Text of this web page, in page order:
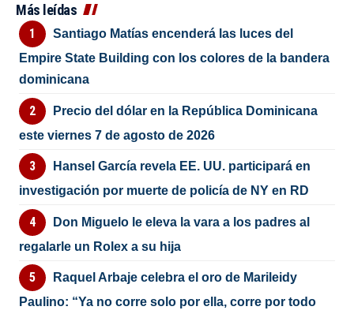
Más leídas
Santiago Matías encenderá las luces del
Empire State Building con los colores de la bandera
dominicana
Precio del dólar en la República Dominicana
este viernes 7 de agosto de 2026
Hansel García revela EE. UU. participará en
investigación por muerte de policía de NY en RD
Don Miguelo le eleva la vara a los padres al
regalarle un Rolex a su hija
Raquel Arbaje celebra el oro de Marileidy
Paulino: “Ya no corre solo por ella, corre por todo